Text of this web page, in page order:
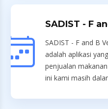
SADIST - F
SADIST - F and B
adalah aplikasi
penjualan
ini kami masih